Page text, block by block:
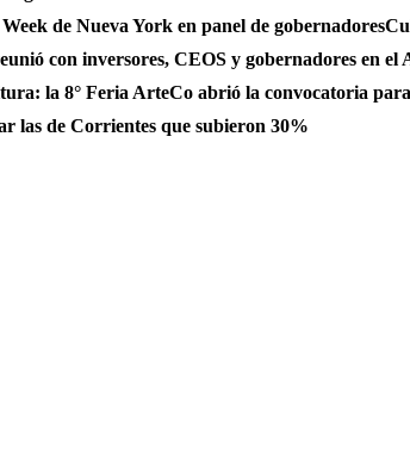
de Nueva York en panel de gobernadores
con inversores, CEOS y gobernadores en
la 8° Feria ArteCo abrió la convocatoria
las de Corrientes que subieron 30%